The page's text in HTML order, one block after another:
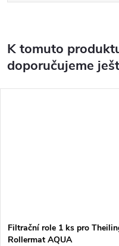
K tomuto
doporučujeme
Filtrační role 1 ks pro
Rollermat AQUA